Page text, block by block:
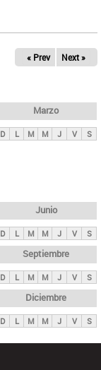
« Prev Next »
Marzo
D L M M J V S
Junio
D L M M J V S
Septiembre
D L M M J V S
Diciembre
D L M M J V S